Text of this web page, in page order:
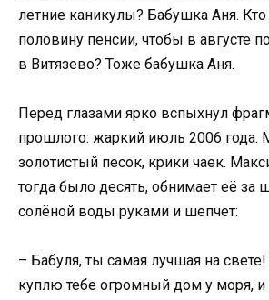
летние каникулы? Бабушка Аня.
половину пенсии, чтобы в августе
в Витязево? Тоже бабушка Аня.
Перед глазами ярко вспыхнул
прошлого: жаркий июль 2006 года.
золотистый песок, крики чаек.
тогда было десять, обнимает её
солёной воды руками и шепчет:
– Бабуля, ты самая лучшая на
куплю тебе огромный дом у моря,